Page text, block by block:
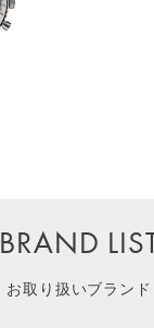
BRAND LIST
お取り扱いブランド